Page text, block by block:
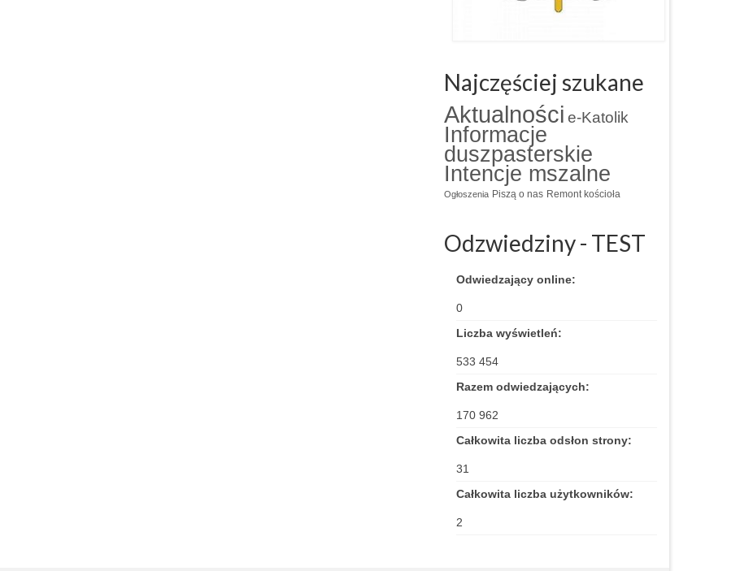
Najczęściej szukane
Aktualności e-Katolik
Informacje
duszpasterskie
Intencje mszalne
Ogłoszenia Piszą o nas Remont kościoła
Odzwiedziny - TEST
Odwiedzający online:
0
Liczba wyświetleń:
533 454
Razem odwiedzających:
170 962
Całkowita liczba odsłon strony:
31
Całkowita liczba użytkowników:
2